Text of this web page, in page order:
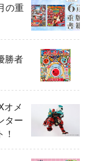
の重
勝者
オメ
ター